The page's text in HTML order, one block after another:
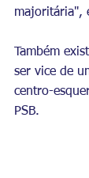
majoritária",
Também
ser vice de
centro-
PSB.